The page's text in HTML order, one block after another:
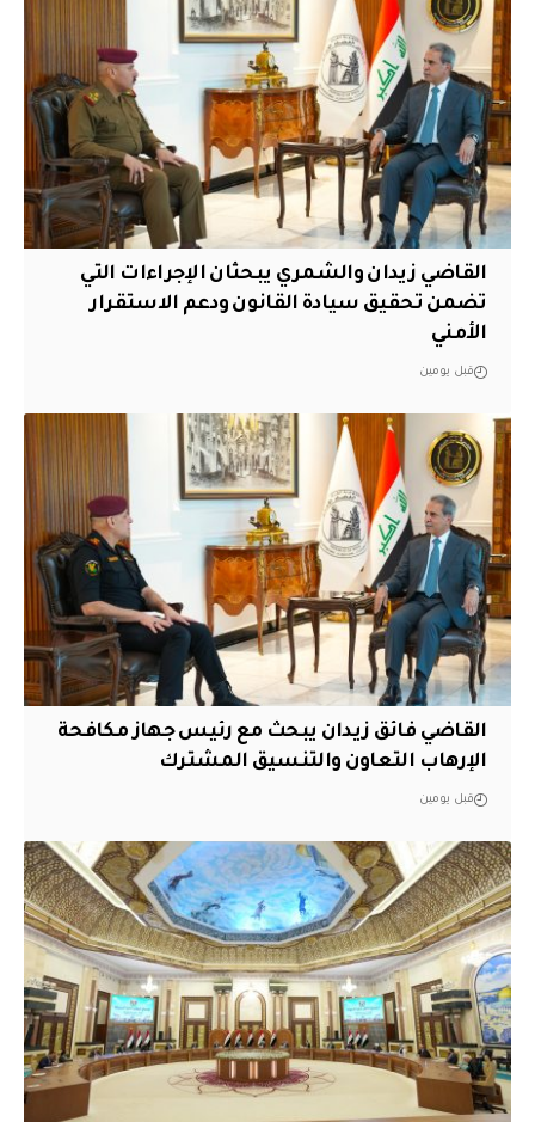
القاضي زيدان والشمري يبحثان الإجراءات التي
تضمن تحقيق سيادة القانون ودعم الاستقرار
الأمني
قبل يومين
القاضي فائق زيدان يبحث مع رئيس جهاز مكافحة
الإرهاب التعاون والتنسيق المشترك
قبل يومين